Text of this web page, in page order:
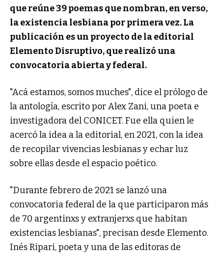
que reúne 39 poemas que nombran, en verso,
la existencia lesbiana por primera vez. La
publicación es un proyecto de la editorial
Elemento Disruptivo, que realizó una
convocatoria abierta y federal.
"Acá estamos, somos muches", dice el prólogo de
la antología, escrito por Alex Zani, una poeta e
investigadora del CONICET. Fue ella quien le
acercó la idea a la editorial, en 2021, con la idea
de recopilar vivencias lesbianas y echar luz
sobre ellas desde el espacio poético.
"Durante febrero de 2021 se lanzó una
convocatoria federal de la que participaron más
de 70 argentinxs y extranjerxs que habitan
existencias lesbianas", precisan desde Elemento.
Inés Ripari, poeta y una de las editoras de